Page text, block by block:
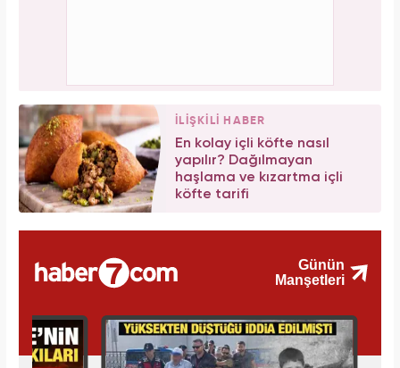
İLİŞKİLİ HABER
En kolay içli köfte nasıl
yapılır? Dağılmayan
haşlama ve kızartma içli
köfte tarifi